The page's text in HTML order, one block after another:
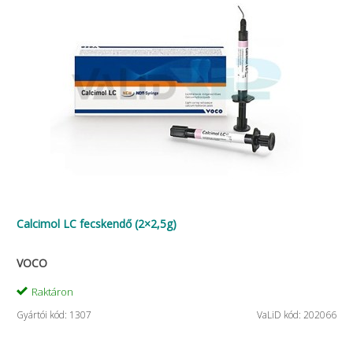
Calcimol LC fecskendő (2×2,5g)
VOCO
Raktáron
Gyártói kód: 1307 VaLiD kód: 202066